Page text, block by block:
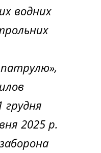
водних
грудня
2025 р.